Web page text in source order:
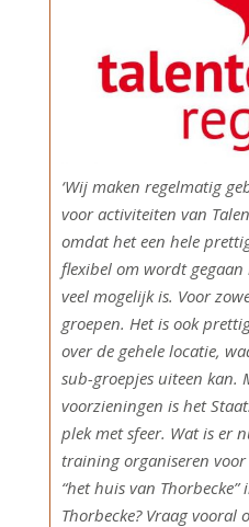
‘Wij maken regelmatig
voor activiteiten van
omdat het een hele
flexibel om wordt gegaan
veel mogelijk is. Voor
groepen. Het is ook
over de gehele locatie,
sub-groepjes uiteen kan.
voorzieningen is het
plek met sfeer. Wat is er
training organiseren
“het huis van
Thorbecke? Vraag vooral